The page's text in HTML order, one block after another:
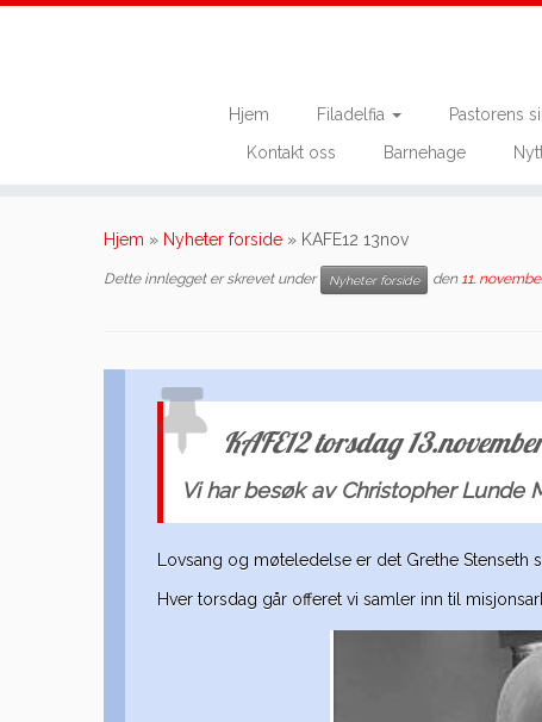
Hjem Filadelfia Pastorens
Kontakt oss
Barnehage
Hjem » Nyheter forside » KAFE12 13nov
Dette innlegget er skrevet under Nyheter forside den 11.
KAFE12 torsdag
Vi har besøk av Christopher Lunde
Lovsang og møteledelse er det Grethe Stenseth
Hver torsdag går offeret vi samler inn til